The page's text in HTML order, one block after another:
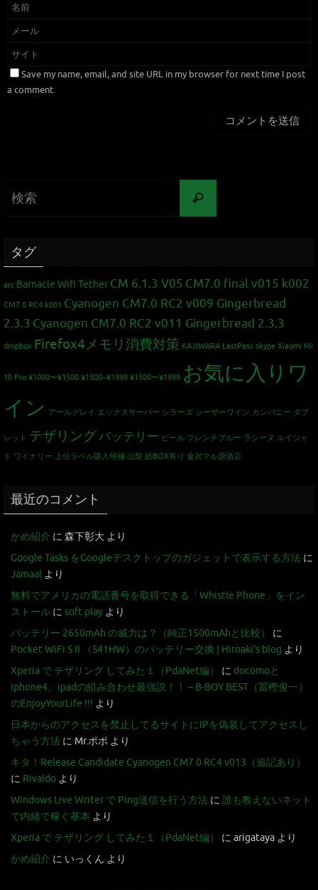
Save my name, email, and site URL in my browser for next time I post
a comment.
タグ
arc Barnacle Wifi Tether CM 6.1.3 V05 CM7.0 final v015 k002
CM7.0 RC4 k001 Cyanogen CM7.0 RC2 v009 Gingerbread
2.3.3 Cyanogen CM7.0 RC2 v011 Gingerbread 2.3.3
dropbox Firefox4メモリ消費対策 KAJIWARA LastPass skype Xiaomi Mi
10 Pro ¥1000〜¥1500 ¥1500~¥1999 ¥1500〜¥1999 お気に入りワ
イン アールグレイ エックスサーバー シラーズ シーザーワイン カンパニー タブ
レット テザリングバッテリー ビール フレンチブルー ラシーヌ ルイジャ
ド ワイナリー 上位ラベル購入候補 山梨 紙BOX有り 金沢マル源酒店
最近のコメント
かめ紹介 に 森下彰大 より
Google Tasks をGoogleデスクトップのガジェットで表示する方法 に
Jamaal より
無料でアメリカの電話番号を取得できる「Whistle Phone」をイン
ストール に soft play より
バッテリー 2650mAh の威力は？（純正1500mAhと比較）
に
Pocket WiFi S II （S41HW）のバッテリー交換 | Hiroaki's blog より
Xperia で テザリング してみた１（PdaNet編）
に docomoと
iphone4、ipadの組み合わせ最強説！！ – B-BOY BEST（冨樫俊一）
のEnjoyYourLife !!! より
日本からのアクセスを禁止してるサイトにIPを偽装してアクセスし
ちゃう方法 に Mr.ポポ より
キタ！Release Candidate Cyanogen CM7.0 RC4 v013（追記あり）
に Rivaldo より
Windows Live Writer で Ping送信を行う方法 に 誰も教えないネット
で内緒で稼ぐ基本 より
Xperia で テザリング してみた１（PdaNet編）
に arigataya より
かめ紹介 に いっくん より